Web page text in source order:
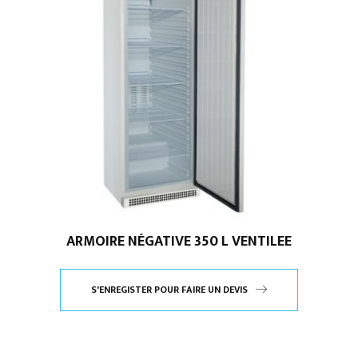
ARMOIRE NÉGATIVE 350 L VENTILEE
S'ENREGISTER POUR FAIRE UN DEVIS